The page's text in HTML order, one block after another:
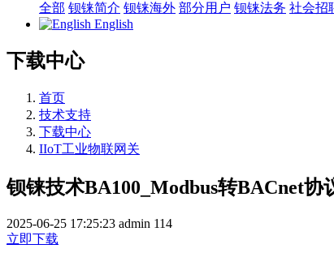
全部 钡铼简介 钡铼海外 部分用户 钡铼法务 社会招
English
下载中心
首页
技术支持
下载中心
IIoT工业物联网关
钡铼技术BA100_Modbus转BACnet协
2025-06-25 17:25:23 admin 114
立即下载